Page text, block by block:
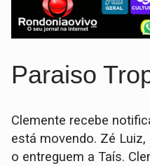
Paraiso
Clemente recebe
está movendo. Zé
o entreguem a Taís.